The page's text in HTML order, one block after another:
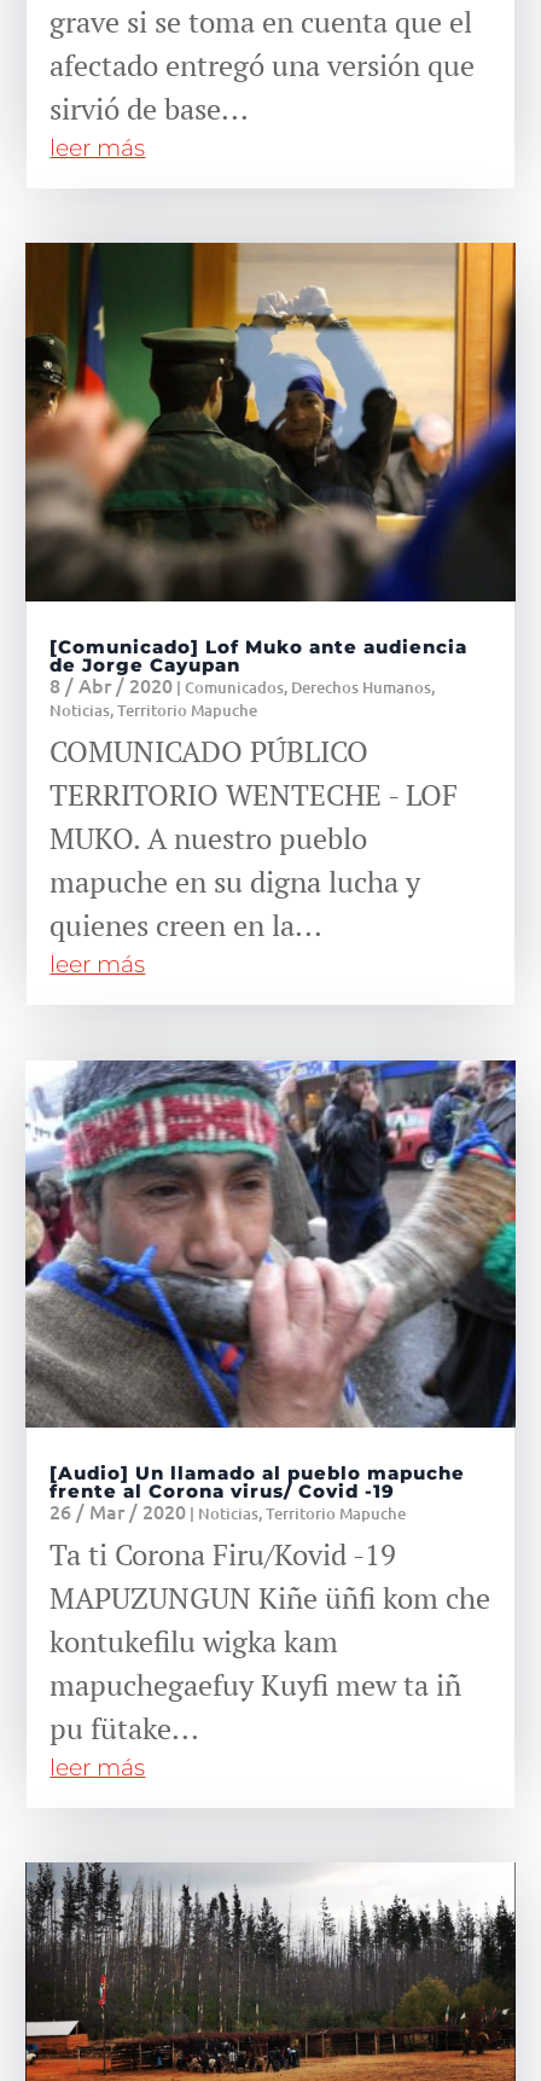
grave si se toma en cuenta que el
afectado entregó una versión que
sirvió de base...
leer más
[Comunicado] Lof Muko ante audiencia
de Jorge Cayupan
8 / Abr / 2020 |Comunicados, Derechos Humanos,
Noticias,Territorio Mapuche
COMUNICADO PÚBLICO
TERRITORIO WENTECHE - LOF
MUKO. A nuestro pueblo
mapuche en su digna lucha y
quienes creen en la...
leer más
[Audio] Un llamado al pueblo mapuche
frente al Corona virus/ Covid -19
26 / Mar / 2020 | Noticias,Territorio Mapuche
Ta ti Corona Firu/Kovid -19
MAPUZUNGUN Kiñe üñfi kom che
kontukefilu wigka kam
mapuchegaefuy Kuyfi mew ta iñ
pu fütake...
leer más